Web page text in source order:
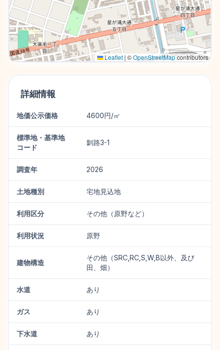
Leaflet | ©OpenStreetMapcontributors
詳細情報
地価公示価格 4600円/㎡
標準地・基準地
コード
釧路3-1
調査年 2026
土地種別 宅地見込地
利用区分 その他（原野など）
利用状況 原野
建物構造
その他（SRC,RC,S,W,B以外、及び
田、畑）
水道 あり
ガス あり
下水道 あり